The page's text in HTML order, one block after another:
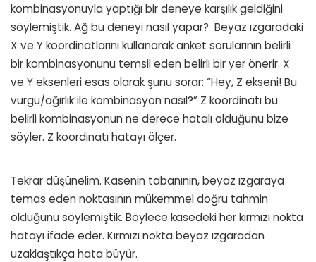
kombinasyonuyla yaptığı bir deneye karşılık geldiğini
söylemiştik. Ağ bu deneyi nasıl yapar? Beyaz ızgaradaki
X ve Y koordinatlarını kullanarak anket sorularının belirli
bir kombinasyonunu temsil eden belirli bir yer önerir. X
ve Y eksenleri esas olarak şunu sorar: “Hey, Z ekseni! Bu
vurgu/ağırlık ile kombinasyon nasıl?” Z koordinatı bu
belirli kombinasyonun ne derece hatalı olduğunu bize
söyler. Z koordinatı hatayı ölçer.
Tekrar düşünelim. Kasenin tabanının, beyaz ızgaraya
temas eden noktasının mükemmel doğru tahmin
olduğunu söylemiştik. Böylece kasedeki her kırmızı nokta
hatayı ifade eder. Kırmızı nokta beyaz ızgaradan
uzaklaştıkça hata büyür.